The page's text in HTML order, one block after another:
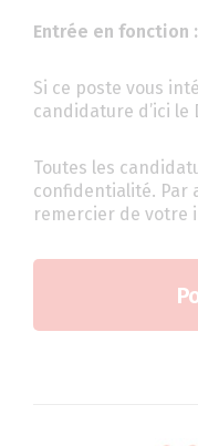
Entrée en fonction :
Si ce poste vous
candidature d’ici le
Toutes les
confidentialité. Par
remercier de votre